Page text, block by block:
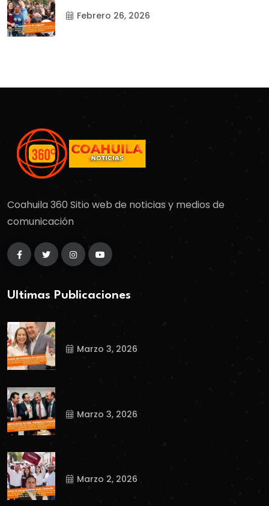
Febrero 26, 2026
Coahuila 360 Sitio web de noticias y medios de
comunicación
Ultimas Publicaciones
Marzo 3, 2026
Marzo 3, 2026
Marzo 2, 2026